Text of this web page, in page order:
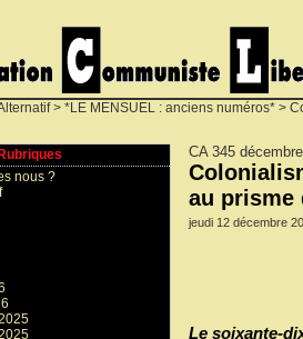
> *LE MENSUEL : anciens numéros* >
CA 345
au prisme
jeudi 12 décembre
Le soixante-
Rubriques
nous ?